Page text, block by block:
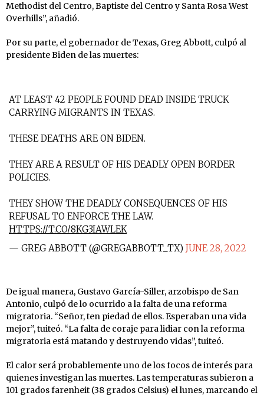
Methodist del Centro, Baptiste del Centro y Santa Rosa West
Overhills”, añadió.
Por su parte, el gobernador de Texas, Greg Abbott, culpó al
presidente Biden de las muertes:
AT LEAST 42 PEOPLE FOUND DEAD INSIDE TRUCK
CARRYING MIGRANTS IN TEXAS.
THESE DEATHS ARE ON BIDEN.
THEY ARE A RESULT OF HIS DEADLY OPEN BORDER
POLICIES.
THEY SHOW THE DEADLY CONSEQUENCES OF HIS
REFUSAL TO ENFORCE THE LAW.
HTTPS://T.CO/8KG3IAWLEK
— GREG ABBOTT (@GREGABBOTT_TX) JUNE 28, 2022
De igual manera, Gustavo García-Siller, arzobispo de San
Antonio, culpó de lo ocurrido a la falta de una reforma
migratoria. “Señor, ten piedad de ellos. Esperaban una vida
mejor”, tuiteó. “La falta de coraje para lidiar con la reforma
migratoria está matando y destruyendo vidas”, tuiteó.
El calor será probablemente uno de los focos de interés para
quienes investigan las muertes. Las temperaturas subieron a
101 grados farenheit (38 grados Celsius) el lunes, marcando el